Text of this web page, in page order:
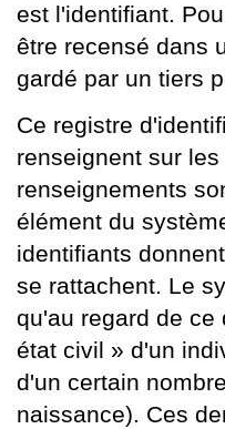
est l'identifiant.
être recensé dans
gardé par un tiers
Ce registre
renseignent sur
renseignements
élément du
identifiants
se rattachent. Le
qu'au regard de ce
état civil » d'un
d'un certain
naissance). Ces